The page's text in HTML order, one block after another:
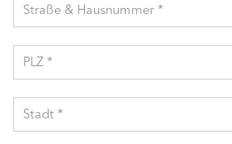
Straße & Hausnummer *
PLZ *
Stadt *